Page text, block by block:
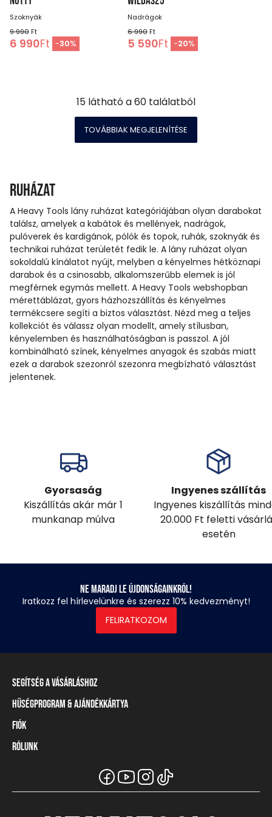
Szoknyák
9 990 Ft
6 990Ft -30%
Nadrágok
6 990Ft
5 590Ft -20%
15 látható a60 találatból
TOVÁBBIAK MEGJELENÍTÉSE
Ruházat
A Heavy Tools lány ruházat kategóriájában olyan darabokat
találsz, amelyek a kabátok és mellények, nadrágok,
pulóverek és kardigánok, pólók és topok, ruhák, szoknyák és
technikai ruházat területét fedik le. A lány ruházat olyan
sokoldalú kínálatot nyújt, melyben a kényelmes hétköznapi
darabok és a csinosabb, alkalomszerűbb elemek is jól
megférnek egymás mellett. A Heavy Tools webshopban
mérettáblázat, gyors házhozszállítás és kényelmes
termékcsere segíti a biztos választást. Nézd meg a teljes
kollekciót és válassz olyan modellt, amely stílusban,
kényelemben és használhatóságban is passzol. A jól
kombinálható színek, kényelmes anyagok és szabás miatt
ezek a darabok szezonról szezonra megbízható választást
jelentenek.
Gyorsaság
Kiszállítás akár már 1
munkanap múlva
Ingyenes szállítás
Ingyenes kiszállítás
20.000 Ft feletti
esetén
Ne maradj le újdonságainkról!
Iratkozz fel hírlevelünkre és szerezz 10% kedvezményt!
FELIRATKOZOM
Segítség a vásárláshoz
Szállítási információ
Fizetési módok
Mérettáblázat
Üzleteink és viszonteladók
Gyakori kérdések (GYIK)
Hűségprogram & Ajándékkártya
Törzsvásárlói program
Ajándékkártya
Fiók
Belépés / Regisztráció
Rólunk
A Heavy Tools márka
Viszonteladói információ